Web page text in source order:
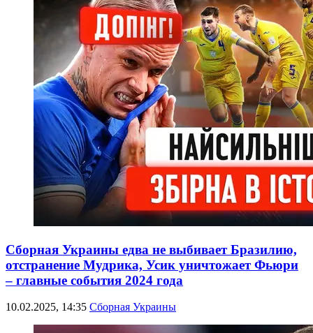
Сборная Украины едва не выбивает Бразилию,
отстранение Мудрика, Усик уничтожает Фьюри
– главные события 2024 года
10.02.2025, 14:35 Сборная Украины